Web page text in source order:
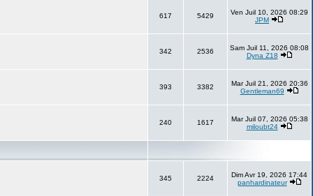
617 5429
Ven Juil 10, 2026 08:29
JPM
342 2536
Sam Juil 11, 2026 08:08
Dyna Z18
393 3382
Mar Juil 21, 2026 20:36
Gentleman69
240 1617
Mar Juil 07, 2026 05:38
miloubt24
345 2224
Dim Avr 19, 2026 17:44
panhardinateur